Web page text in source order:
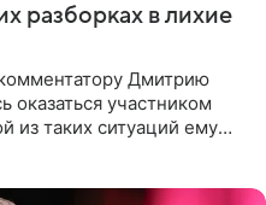
разборках в лихие
Дмитрию
оказаться участником
из таких ситуаций ему